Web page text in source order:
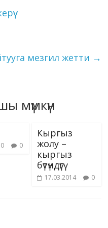
er
ni
мезгил жетти →
мүмкүн
0
Кыргыз
жолу –
кыргыз
бүтүндүгү
17.03.2014 0